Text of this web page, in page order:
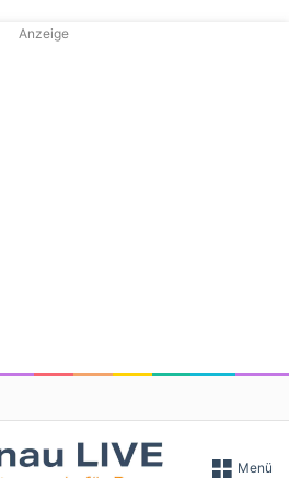
Anzeige
Menü